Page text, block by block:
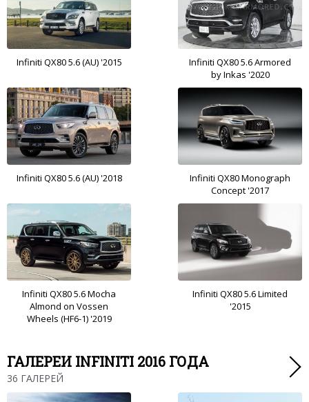
Infiniti QX80 5.6 (AU) '2015
Infiniti QX80 5.6 Armored
by Inkas '2020
Infiniti QX80 5.6 (AU) '2018
Infiniti QX80 Monograph
Concept '2017
Infiniti QX80 5.6 Mocha
Almond on Vossen
Wheels (HF6-1) '2019
Infiniti QX80 5.6 Limited
'2015
ГАЛЕРЕИ INFINITI 2016 ГОДА
36 ГАЛЕРЕЙ